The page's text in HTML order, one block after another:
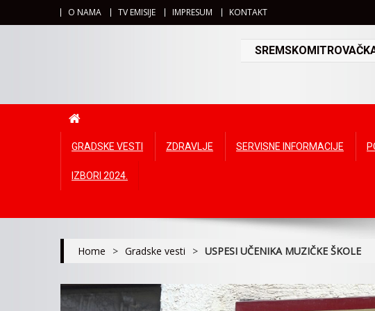
O NAMA TV EMISIJE IMPRESUM KONTAKT
GRADSKE VESTI ZDRAVLJE SERVISNE INFORMACIJE
IZBORI 2024.
Home > Gradske vesti > USPESI UČENIKA MUZIČKE ŠKOLE